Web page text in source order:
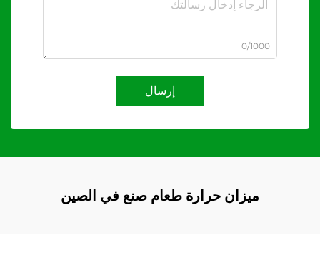
0/1000
إرسال
ميزان حرارة طعام صنع في الصين